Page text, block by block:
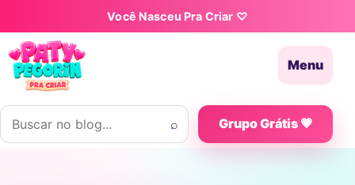
Pular para o conteúdoVocê Nasceu Pra Criar ♡
Menu
Buscar por:
⌕ Grupo Grátis 💗